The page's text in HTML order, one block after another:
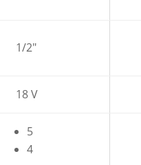
1/2″
18 V
5
4